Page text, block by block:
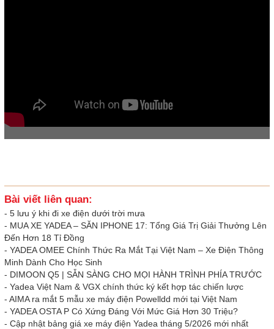
Bài viết liên quan:
- 5 lưu ý khi đi xe điện dưới trời mưa
- MUA XE YADEA – SĂN IPHONE 17: Tổng Giá Trị Giải Thưởng Lên
Đến Hơn 18 Tỉ Đồng
- YADEA OMEE Chính Thức Ra Mắt Tại Việt Nam – Xe Điện Thông
Minh Dành Cho Học Sinh
- DIMOON Q5 | SẴN SÀNG CHO MỌI HÀNH TRÌNH PHÍA TRƯỚC
- Yadea Việt Nam & VGX chính thức ký kết hợp tác chiến lược
- AIMA ra mắt 5 mẫu xe máy điện Powelldd mới tại Việt Nam
- YADEA OSTA P Có Xứng Đáng Với Mức Giá Hơn 30 Triệu?
- Cập nhật bảng giá xe máy điện Yadea tháng 5/2026 mới nhất